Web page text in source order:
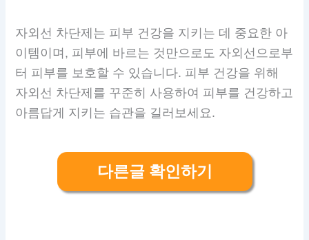
자외선 차단제는 피부 건강을 지키는 데 중요한 아
이템이며, 피부에 바르는 것만으로도 자외선으로부
터 피부를 보호할 수 있습니다. 피부 건강을 위해
자외선 차단제를 꾸준히 사용하여 피부를 건강하고
아름답게 지키는 습관을 길러보세요.
다른글 확인하기